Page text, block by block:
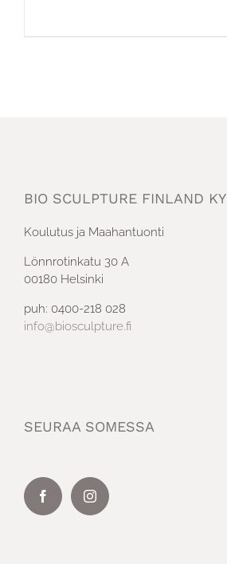
BIO SCULPTURE FINLAND KY
Koulutus ja Maahantuonti
Lönnrotinkatu 30 A
00180 Helsinki
puh: 0400-218 028
info@biosculpture.fi
SEURAA SOMESSA